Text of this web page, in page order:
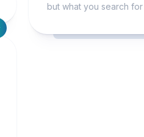
but what you search